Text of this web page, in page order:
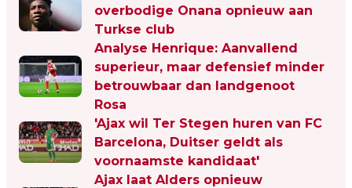
overbodige Onana opnieuw aan
Turkse club
Analyse Henrique: Aanvallend
superieur, maar defensief minder
betrouwbaar dan landgenoot
Rosa
'Ajax wil Ter Stegen huren van FC
Barcelona, Duitser geldt als
voornaamste kandidaat'
Ajax laat Alders opnieuw